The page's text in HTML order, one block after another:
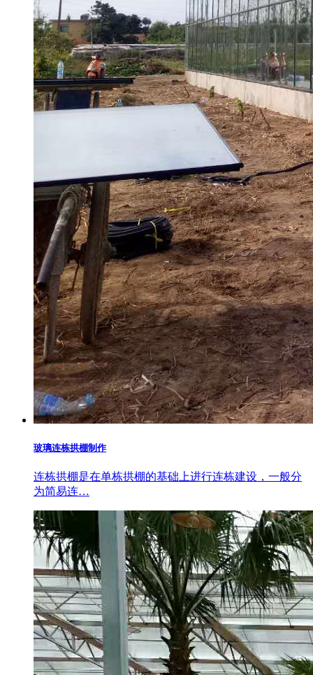
玻璃连栋拱棚制作
连栋拱棚是在单栋拱棚的基础上进行连栋建设，一般分
为简易连…